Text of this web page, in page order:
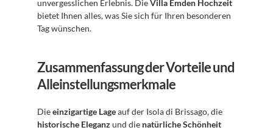
unvergesslichen Erlebnis. Die Villa Emden Hochzeit
bietet Ihnen alles, was Sie sich für Ihren besonderen
Tag wünschen.
Zusammenfassung der Vorteile und
Alleinstellungsmerkmale
Die einzigartige Lage
historische Eleganz und die natürliche Schönheit